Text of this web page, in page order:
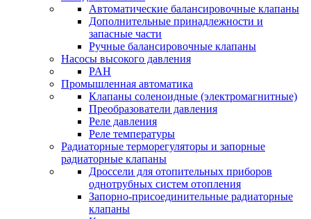
Автоматические балансировочные клапаны
Дополнительные принадлежности и
запасные части
Ручные балансировочные клапаны
Насосы высокого давления
PAH
Промышленная автоматика
Клапаны соленоидные (электромагнитные)
Преобразователи давления
Реле давления
Реле температуры
Радиаторные терморегуляторы и запорные
радиаторные клапаны
Дроссели для отопительных приборов
однотрубных систем отопления
Запорно-присоединительные радиаторные
клапаны